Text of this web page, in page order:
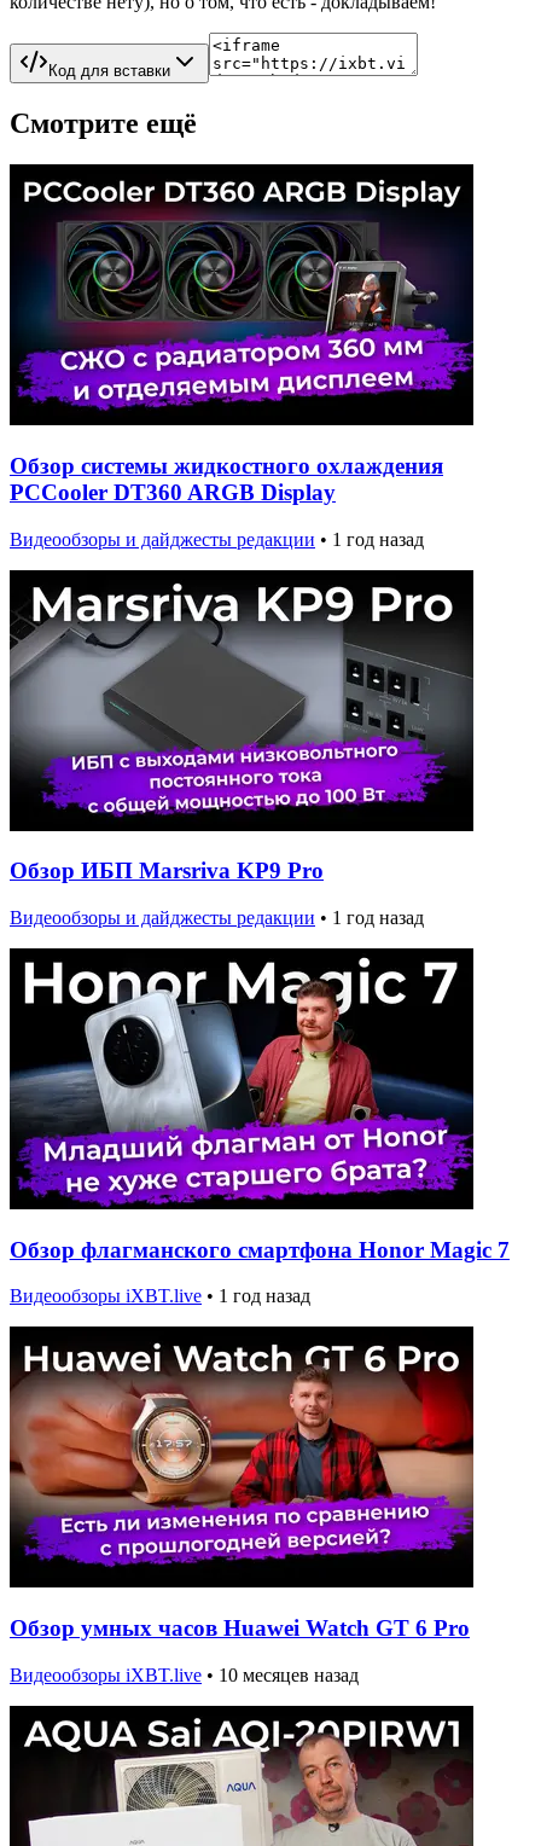
Код для вставки
Смотрите ещё
Обзор системы жидкостного охлаждения
PCCooler DT360 ARGB Display
Видеообзоры и дайджесты редакции • 1 год назад
Обзор ИБП Marsriva KP9 Pro
Видеообзоры и дайджесты редакции • 1 год назад
Обзор флагманского смартфона Honor Magic 7
Видеообзоры iXBT.live • 1 год назад
Обзор умных часов Huawei Watch GT 6 Pro
Видеообзоры iXBT.live • 10 месяцев назад